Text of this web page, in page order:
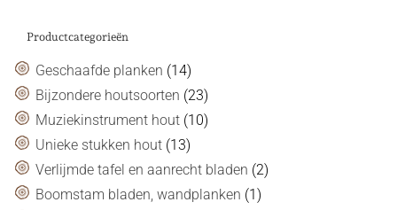
Productcategorieën
Geschaafde planken (14)
Bijzondere houtsoorten (23)
Muziekinstrument hout (10)
Unieke stukken hout (13)
Verlijmde tafel en aanrecht bladen (2)
Boomstam bladen, wandplanken (1)